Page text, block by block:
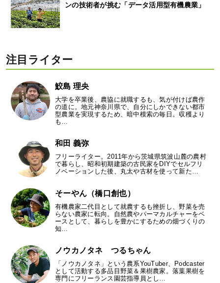
ンの技術者が挑む「データ活用型有機農業」
注目ライター
鮫島 理央
大学を卒業後、農協に就職するも、気が付けば農作
の道に。地元神奈川県で、自分にしかできない都市
型農業を実現するため、暗中模索の毎日。収穫より
も…
和田 義弥
フリーライター。2011年から茨城県筑波山麓の農村
で暮らし、昭和初期建築の古民家をDIYでセルフリ
ノベーションした後、丸太や古材を使って新た…
そーやん（橋口創也）
有機農家二代目として就農するも挫折し、野菜を売
らない農家に転向。自然農やパーマカルチャーをベ
ースとして、暮らしを豊かにするための畑づくりの
知…
ノウカノタネ つるちゃん
「ノウカノタネ」という農系YouTuber、Podcaster
として活動する多品目野菜＆果樹農家。落葉果樹を
専門にフリーランス園芸指導員とし…